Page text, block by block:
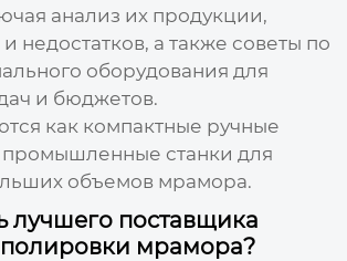
анализ их продукции,
недостатков, а также советы по
оборудования для
и бюджетов.
как компактные ручные
промышленные станки для
объемов мрамора.
лучшего поставщика
мрамора?